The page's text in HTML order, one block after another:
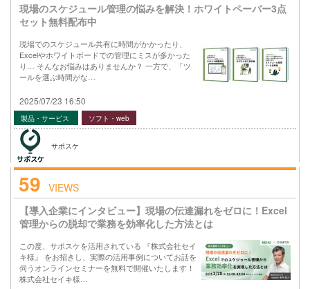
現場のスケジュール管理の悩みを解決！ホワイトペーパー3点
セット無料配布中
現場でのスケジュール共有に時間がかかったり、
Excelやホワイトボードでの管理にミスが多かった
り… そんなお悩みはありませんか？ 一方で、「ツ
ールを選ぶ時間がな…
2025/07/23 16:50
製品・サービス ソフト・web
サポスケ
59 VIEWS
【導入企業にインタビュー】現場の伝達漏れをゼロに！Excel
管理からの脱却で業務を効率化した方法とは
この度、サポスケを活用されている 『株式会社セイ
キ様』 をお招きし、実際の活用事例についてお話を
伺うオンラインセミナーを無料で開催いたします！
株式会社セイキ様…